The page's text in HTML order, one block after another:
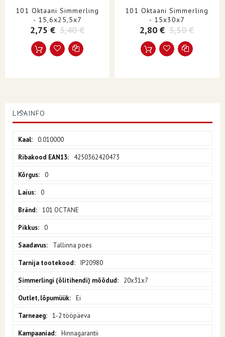
101 Oktaani Simmerling
- 15,6x25,5x7
2,75 € 3,40 €
101 Oktaani Simmerling
- 15x30x7
2,80 € 3,50 €
LISAINFO
0.010000
4250362420473
0
0
101 OCTANE
0
Tallinna poes
IP20980
20x31x7
Ei
1-2 tööpäeva
Hinnagarantii